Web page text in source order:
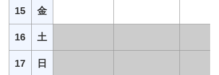
15 金
16 土
17 日